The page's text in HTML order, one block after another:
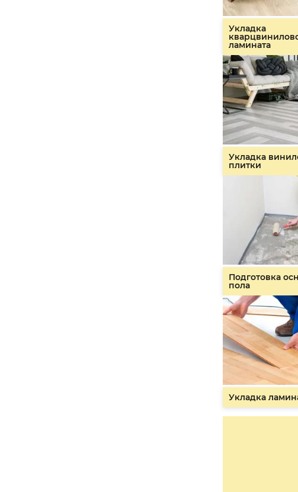
Укладка
ламината
Укладка
плитки
Подготовка
пола
Укладка